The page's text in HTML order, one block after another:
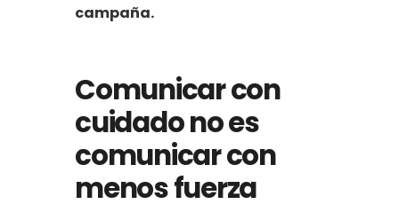
campaña.
Comunicar con
cuidado no es
comunicar con
menos fuerza